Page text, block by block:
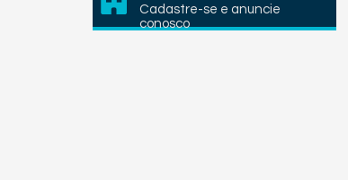
Cadastre-se e anuncie
conosco